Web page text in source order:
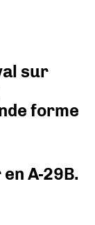
sur
forme
A-29B.